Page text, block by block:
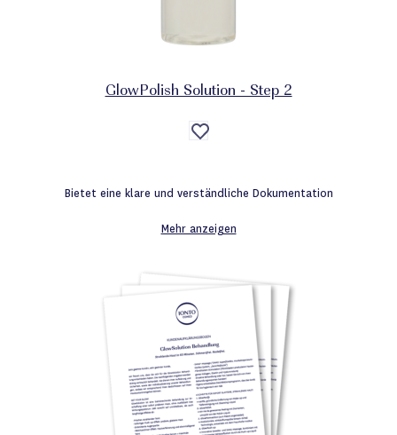
GlowPolish Solution - Step 2
Auf
die
Bietet eine klare und verständliche Dokumentation
Mehr anzeigen